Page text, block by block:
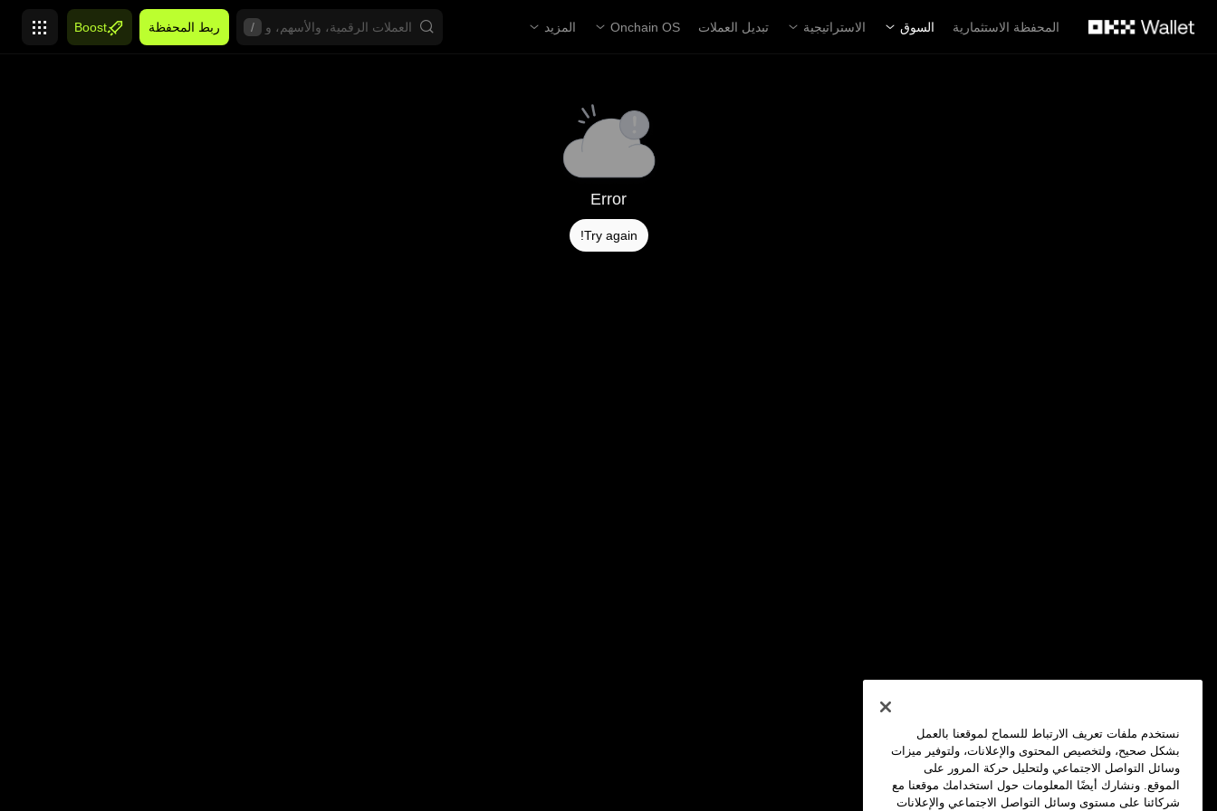
المحفظة الاستثمارية
السوق الاستراتيجية تبديل العملات Onchain OS المزيد / ربط المحفظة Boost
Error
Try again!
نستخدم ملفات تعريف الارتباط للسماح لموقعنا بالعمل
بشكل صحيح، ولتخصيص المحتوى والإعلانات، ولتوفير ميزات
وسائل التواصل الاجتماعي ولتحليل حركة المرور على
الموقع. ونشارك أيضًا المعلومات حول استخدامك موقعنا مع
شركائنا على مستوى وسائل التواصل الاجتماعي والإعلانات